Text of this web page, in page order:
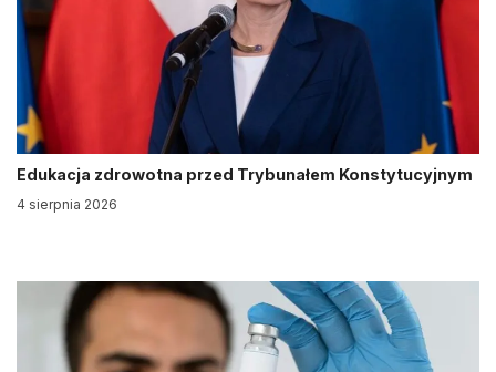
Edukacja zdrowotna przed Trybunałem Konstytucyjnym
4 sierpnia 2026